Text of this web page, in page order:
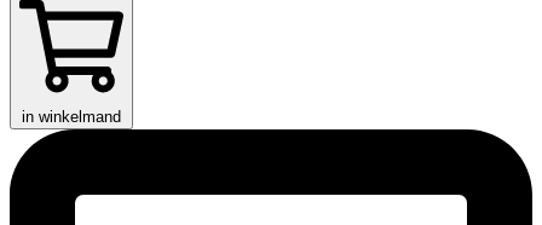
in winkelmand